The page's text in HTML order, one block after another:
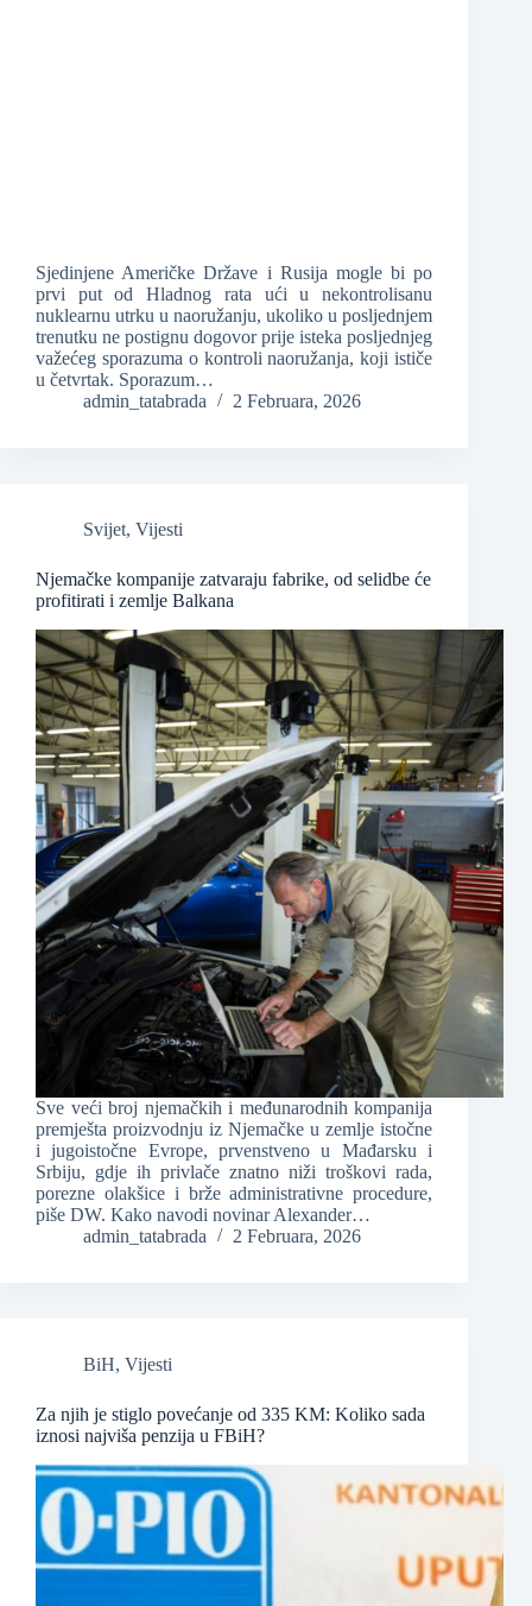
Sjedinjene Američke Države i Rusija mogle bi po
prvi put od Hladnog rata ući u nekontrolisanu
nuklearnu utrku u naoružanju, ukoliko u posljednjem
trenutku ne postignu dogovor prije isteka posljednjeg
važećeg sporazuma o kontroli naoružanja, koji ističe
u četvrtak. Sporazum…
admin_tatabrada
2 Februara, 2026
Svijet, Vijesti
Njemačke kompanije zatvaraju fabrike, od selidbe će
profitirati i zemlje Balkana
Sve veći broj njemačkih i međunarodnih kompanija
premješta proizvodnju iz Njemačke u zemlje istočne
i jugoistočne Evrope, prvenstveno u Mađarsku i
Srbiju, gdje ih privlače znatno niži troškovi rada,
porezne olakšice i brže administrativne procedure,
piše DW. Kako navodi novinar Alexander…
admin_tatabrada
2 Februara, 2026
BiH, Vijesti
Za njih je stiglo povećanje od 335 KM: Koliko sada
iznosi najviša penzija u FBiH?